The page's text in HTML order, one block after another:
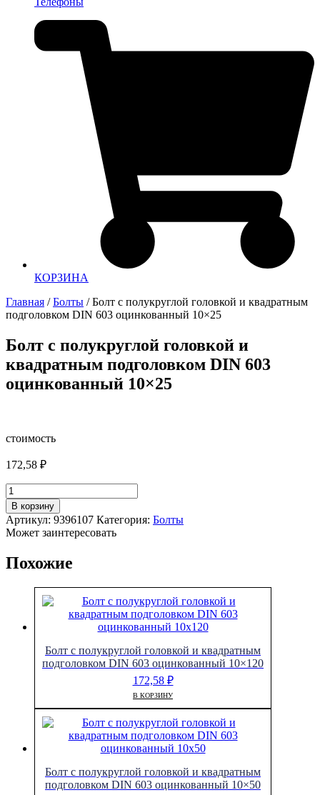
КОРЗИНА
Главная /Болты / Болт с полукруглой головкой и квадратным
подголовком DIN 603 оцинкованный 10×25
Болт с полукруглой головкой и
квадратным подголовком DIN 603
оцинкованный 10×25
стоимость
172,58 ₽
Количество
товара
Болт
с
полукруглой
и
подголовком
оцинкованный
В корзину
Артикул: 9396107 Категория: Болты
Может заинтересовать
Похожие
Болт с полукруглой головкой и квадратным
подголовком DIN 603 оцинкованный 10×120
172,58 ₽
В КОРЗИНУ
Болт с полукруглой головкой и квадратным
подголовком DIN 603 оцинкованный 10×50